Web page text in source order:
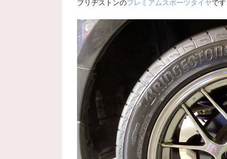
ブリヂストンのプレミアムスポーツタイヤです